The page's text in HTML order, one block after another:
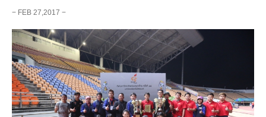
− FEB 27,2017 −